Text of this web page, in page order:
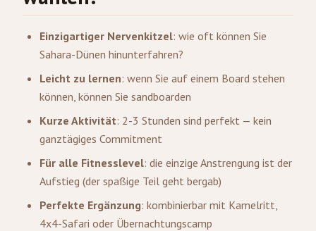
Einzigartiger Nervenkitzel: wie oft können Sie
Sahara-Dünen hinunterfahren?
Leicht zu lernen: wenn Sie auf einem Board stehen
können, können Sie sandboarden
Kurze Aktivität: 2-3 Stunden sind perfekt — kein
ganztägiges Commitment
Für alle Fitnesslevel: die einzige Anstrengung ist der
Aufstieg (der spaßige Teil geht bergab)
Perfekte Ergänzung: kombinierbar mit Kamelritt,
4x4-Safari oder Übernachtungscamp